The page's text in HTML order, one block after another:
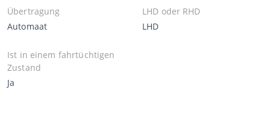
Übertragung
Automaat
LHD oder RHD
LHD
Ist in einem fahrtüchtigen
Zustand
Ja